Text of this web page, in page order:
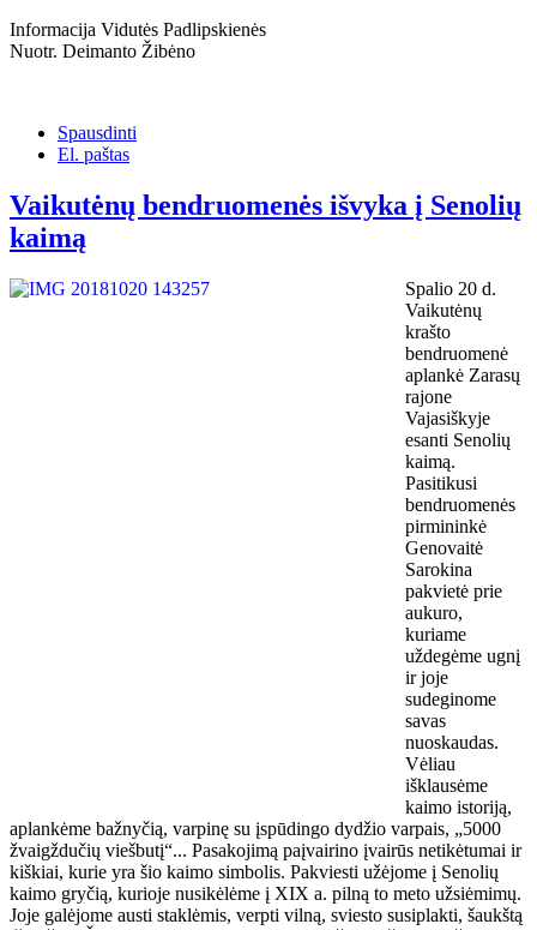
Informacija Vidutės Padlipskienės
Nuotr. Deimanto Žibėno
Spausdinti
El. paštas
Vaikutėnų bendruomenės išvyka į Senolių
kaimą
Spalio 20 d.
Vaikutėnų
krašto
bendruomenė
aplankė Zarasų
rajone
Vajasiškyje
esanti Senolių
kaimą.
Pasitikusi
bendruomenės
pirmininkė
Genovaitė
Sarokina
pakvietė prie
aukuro,
kuriame
uždegėme ugnį
ir joje
sudeginome
savas
nuoskaudas.
Vėliau
išklausėme
kaimo istoriją,
aplankėme bažnyčią, varpinę su įspūdingo dydžio varpais, „5000
žvaigždučių viešbutį“... Pasakojimą paįvairino įvairūs netikėtumai ir
kiškiai, kurie yra šio kaimo simbolis. Pakviesti užėjome į Senolių
kaimo gryčią, kurioje nusikėlėme į XIX a. pilną to meto užsiėmimų.
Joje galėjome austi staklėmis, verpti vilną, sviesto susiplakti, šaukštą